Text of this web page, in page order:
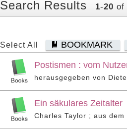
Search Results 1-20 of
Select All BOOKMARK
Postismen : vom
herausgegeben von
Ein säkulares Zeitalter
Charles Taylor ; aus